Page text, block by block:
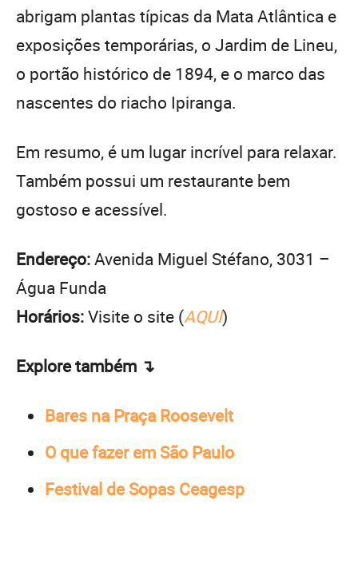
abrigam plantas típicas da Mata Atlântica e
exposições temporárias, o Jardim de Lineu,
o portão histórico de 1894, e o marco das
nascentes do riacho Ipiranga.
Em resumo, é um lugar incrível para relaxar.
Também possui um restaurante bem
gostoso e acessível.
Endereço:Avenida Miguel Stéfano, 3031 –
Água Funda
Horários:Visite o site (AQUI)
Explore também ↴
Bares na Praça Roosevelt
O que fazer em São Paulo
Festival de Sopas Ceagesp